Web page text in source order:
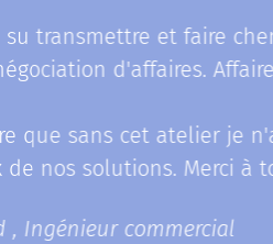
et faire
d'affaires. Affaire
sans cet atelier je
nos solutions. Merci à toi;
commercial